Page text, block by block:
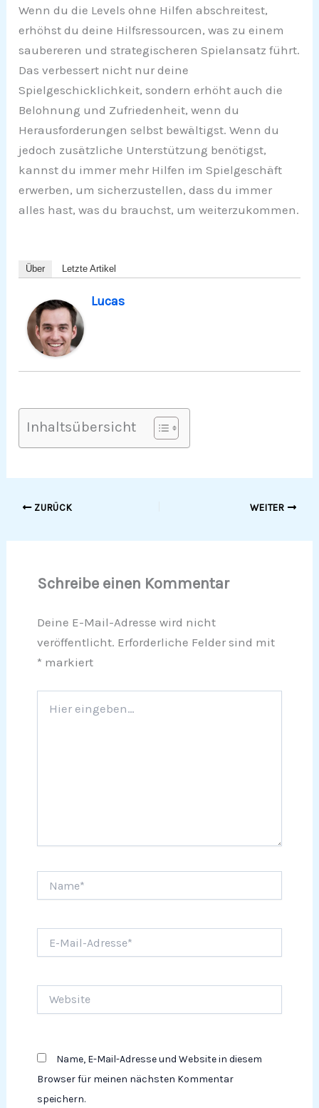
Wenn du die Levels ohne Hilfen abschreitest,
erhöhst du deine Hilfsressourcen, was zu einem
saubereren und strategischeren Spielansatz führt.
Das verbessert nicht nur deine
Spielgeschicklichkeit, sondern erhöht auch die
Belohnung und Zufriedenheit, wenn du
Herausforderungen selbst bewältigst. Wenn du
jedoch zusätzliche Unterstützung benötigst,
kannst du immer mehr Hilfen im Spielgeschäft
erwerben, um sicherzustellen, dass du immer
alles hast, was du brauchst, um weiterzukommen.
Über Letzte Artikel
Lucas
Inhaltsübersicht
ZURÜCK WEITER
Schreibe einen Kommentar
Deine E-Mail-Adresse wird nicht
veröffentlicht. Erforderliche Felder sind mit
* markiert
eingeben…
Mail-
Name, E-Mail-Adresse und Website in diesem
Browser für meinen nächsten Kommentar
speichern.